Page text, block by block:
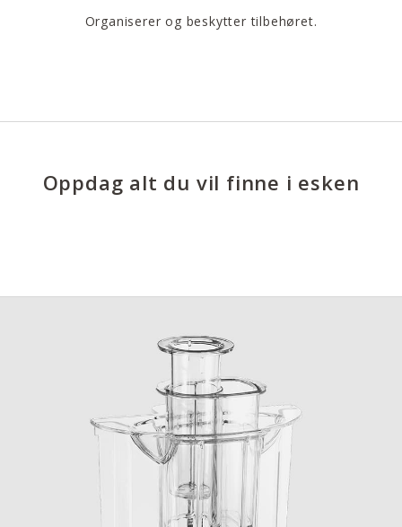
Organiserer og beskytter tilbehøret.
Oppdag alt du vil finne i esken